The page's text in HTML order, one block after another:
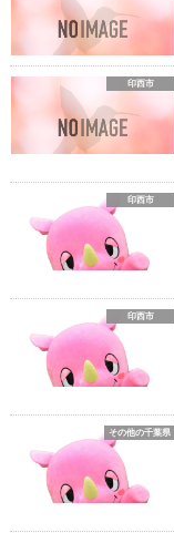
印西市
印西市
印西市
その他の千葉県